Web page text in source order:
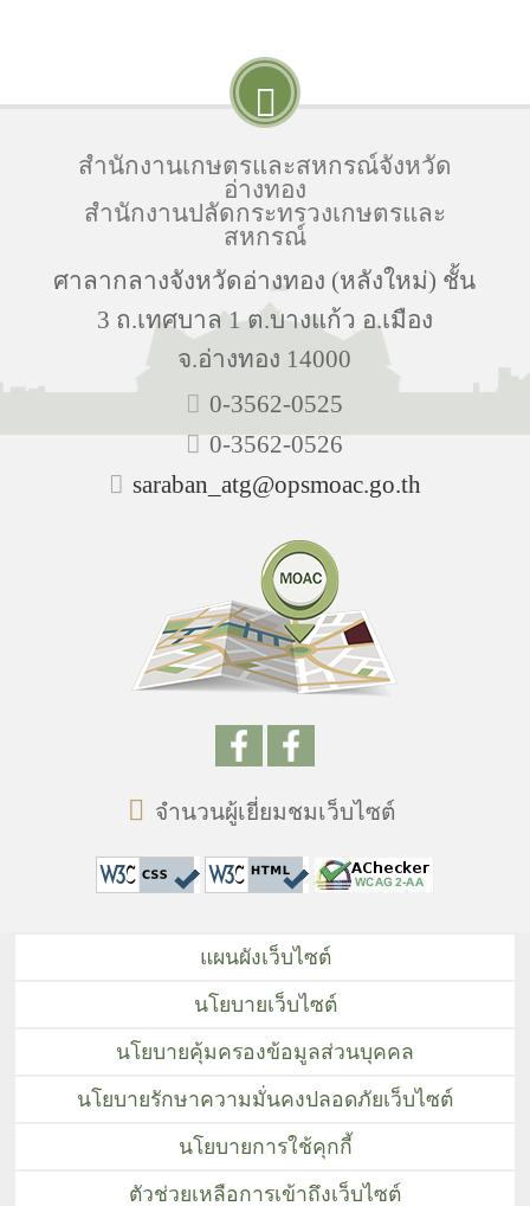
สำนักงานเกษตรและสหกรณ์จังหวัด
อ่างทอง
สำนักงานปลัดกระทรวงเกษตรและ
สหกรณ์
ศาลากลางจังหวัดอ่างทอง (หลังใหม่) ชั้น
3 ถ.เทศบาล 1 ต.บางแก้ว อ.เมือง
จ.อ่างทอง 14000
0-3562-0525
0-3562-0526
saraban_atg@opsmoac.go.th
จำนวนผู้เยี่ยมชมเว็บไซต์
แผนผังเว็บไซต์
นโยบายเว็บไซต์
นโยบายคุ้มครองข้อมูลส่วนบุคคล
นโยบายรักษาความมั่นคงปลอดภัยเว็บไซต์
นโยบายการใช้คุกกี้
ตัวช่วยเหลือการเข้าถึงเว็บไซต์